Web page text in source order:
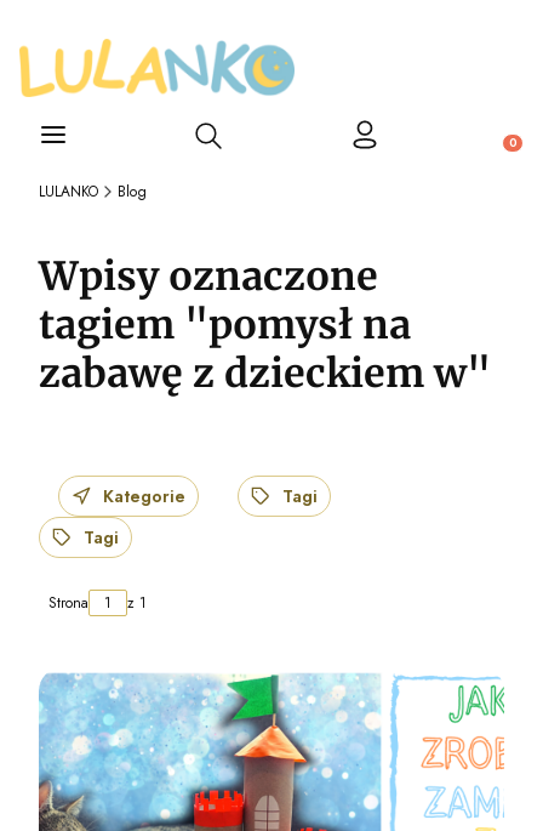
Otwórz wyszukiwarkę
LULANKO Blog
Wpisy oznaczone
tagiem "pomysł na
zabawę z dzieckiem w"
Kategorie
Tagi
Tagi
Strona z 1